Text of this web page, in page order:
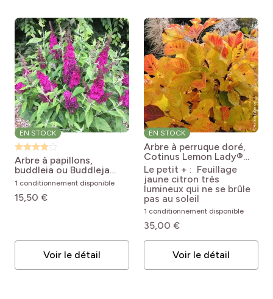
EN STOCK
Arbre à papillons,
buddleia ou Buddleja
davidii Funky Fuchsia TM
Piibd-II Buddleja davidii
Funky Fuchsia (PIIBD-II)
1 conditionnement disponible
15,50 €
Voir le détail
EN STOCK
Arbre à perruque doré,
Cotinus Lemon Lady®
Cotinus coggygria
'Mincolem04' Lemon
Lady®
Le petit + : Feuillage
jaune citron très
lumineux qui ne se brûle
pas au soleil
1 conditionnement disponible
35,00 €
Voir le détail